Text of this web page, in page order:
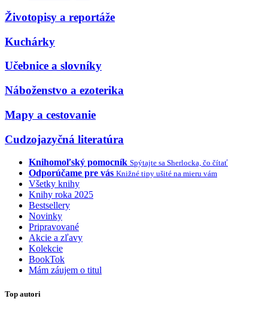
Životopisy a reportáže
Kuchárky
Učebnice a slovníky
Náboženstvo a ezoterika
Mapy a cestovanie
Cudzojazyčná literatúra
Knihomoľský pomocník Spýtajte sa Sherlocka, čo čítať
Odporúčame pre vás Knižné tipy ušité na mieru vám
Všetky knihy
Knihy roka 2025
Bestsellery
Novinky
Pripravované
Akcie a zľavy
Kolekcie
BookTok
Mám záujem o titul
Top autori